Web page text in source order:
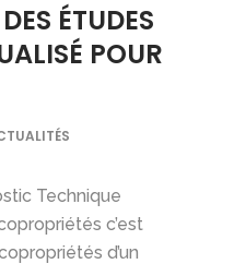
ÉTUDES
POUR
Technique
c’est
d’un